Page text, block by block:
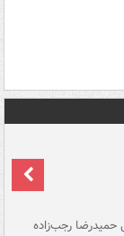
رجب‌زاده